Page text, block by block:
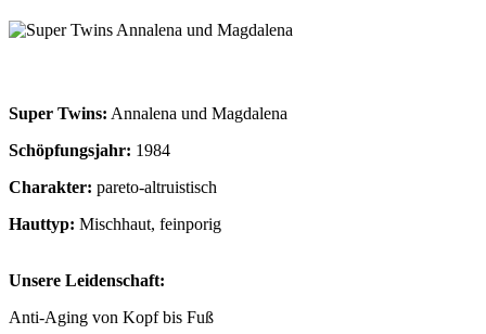
Super Twins: Annalena und Magdalena
Schöpfungsjahr: 1984
Charakter: pareto-altruistisch
Hauttyp: Mischhaut, feinporig
Unsere Leidenschaft:
Anti-Aging von Kopf bis Fuß